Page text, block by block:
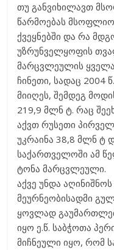
თუ განვიხილავთ
წარმოებას
ქვეყნებში და რა
უზრუნველყოფის
მარცვლეულის
ჩინეთი, სადაც
მიიღეს, შემდეგ
219,9 მლნ ტ. რაც
აქვთ რუსეთი
უკრაინა 38,8 მლნ ტ
საქართველოში ამ
ტონა მარცვლეული.
აქვე უნდა
მეურნეობისადმი
ყოვლად
იყო ე.წ. საბჭოთა
მიჩნეული იყო, რომ